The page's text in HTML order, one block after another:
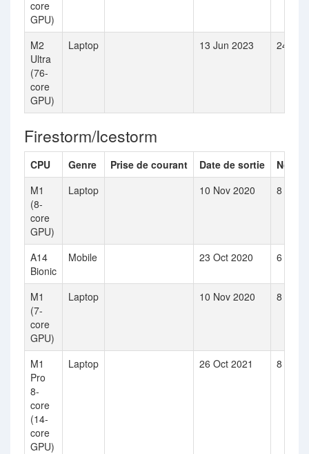
core
GPU)
M2
Ultra
(76-
core
GPU)
Laptop 13 Jun 2023 24
Firestorm/Icestorm
CPU Genre Prise de courant Date de sortie
M1
(8-
core
GPU)
Laptop 10 Nov 2020 8
A14
Bionic
Mobile 23 Oct 2020 6
M1
(7-
core
GPU)
Laptop 10 Nov 2020 8
M1
Pro
8-
core
(14-
core
GPU)
Laptop 26 Oct 2021 8